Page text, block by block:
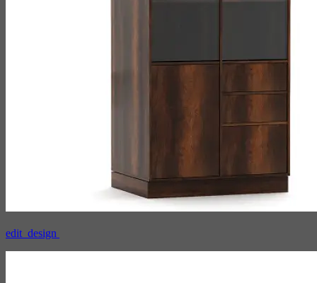
edit_design